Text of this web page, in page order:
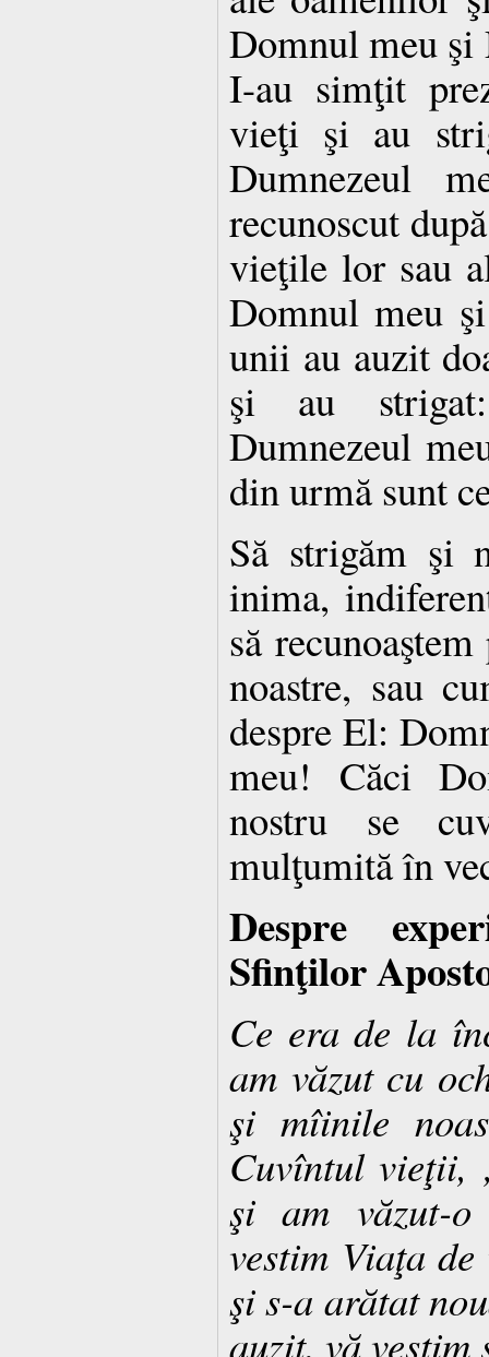
Domnul meu
I-au simţit
vieţi şi au
Dumnezeul
recunoscut
vieţile lor sau
Domnul meu
unii au auzit
şi au
Dumnezeul
din urmă sunt
Să strigăm şi
inima,
să
noastre, sau
despre El:
meu! Căci
nostru se
mulţumită în
Despre
Sfinţilor
Ce era de la
am văzut cu
şi mîinile
Cuvîntul vieţii,
şi am văzut-
vestim Viaţa
şi s-a arătat
auzit, vă